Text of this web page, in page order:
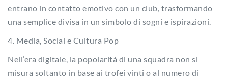
entrano in contatto emotivo con un club, trasformando
una semplice divisa in un simbolo di sogni e ispirazioni.
4. Media, Social e Cultura Pop
Nell’era digitale, la popolarità di una squadra non si
misura soltanto in base ai trofei vinti o al numero di